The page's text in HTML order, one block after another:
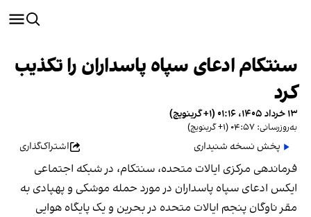
سنتکام ادعای سپاه پاسداران را تکذیب
کرد
۱۳ خرداد ۱۴۰۵، ۰۱:۱۶ (‎+۱ گرینویچ)
به‌روزرسانی: ۰۴:۵۷ (‎+۱ گرینویچ)
پخش نسخه شنیداری اشتراک‌گذاری
فرماندهی مرکزی ایالات متحده، سنتکام، در شبکه اجتماعی
ایکس ادعای سپاه پاسداران در مورد حمله موشکی و پهپادی به
مقر ناوگان پنجم ایالات متحده در بحرین و یک پایگاه هوایی